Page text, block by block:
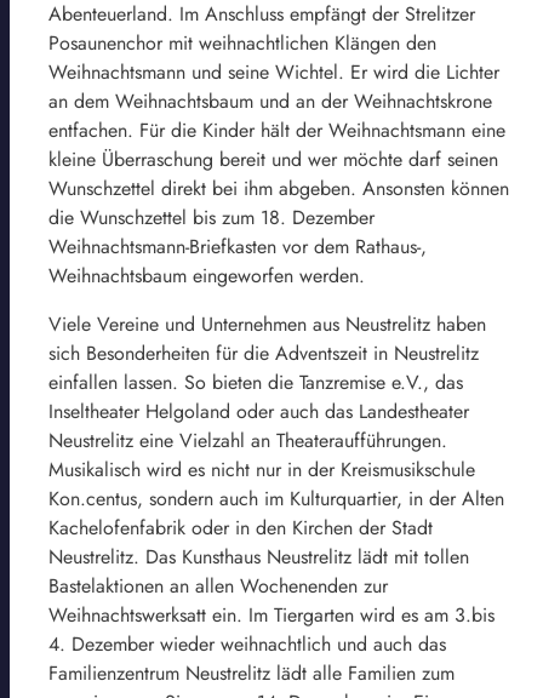
Abenteuerland. Im Anschluss empfängt der Strelitzer
Posaunenchor mit weihnachtlichen Klängen den
Weihnachtsmann und seine Wichtel. Er wird die Lichter
an dem Weihnachtsbaum und an der Weihnachtskrone
entfachen. Für die Kinder hält der Weihnachtsmann eine
kleine Überraschung bereit und wer möchte darf seinen
Wunschzettel direkt bei ihm abgeben. Ansonsten können
die Wunschzettel bis zum 18. Dezember
Weihnachtsmann-Briefkasten vor dem Rathaus-,
Weihnachtsbaum eingeworfen werden.
Viele Vereine und Unternehmen aus Neustrelitz haben
sich Besonderheiten für die Adventszeit in Neustrelitz
einfallen lassen. So bieten die Tanzremise e.V., das
Inseltheater Helgoland oder auch das Landestheater
Neustrelitz eine Vielzahl an Theateraufführungen.
Musikalisch wird es nicht nur in der Kreismusikschule
Kon.centus, sondern auch im Kulturquartier, in der Alten
Kachelofenfabrik oder in den Kirchen der Stadt
Neustrelitz. Das Kunsthaus Neustrelitz lädt mit tollen
Bastelaktionen an allen Wochenenden zur
Weihnachtswerksatt ein. Im Tiergarten wird es am 3.bis
4. Dezember wieder weihnachtlich und auch das
Familienzentrum Neustrelitz lädt alle Familien zum